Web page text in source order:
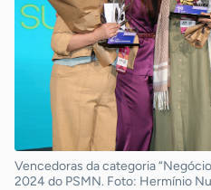
Vencedoras da categoria
2024 do PSMN. Foto: Hermínio